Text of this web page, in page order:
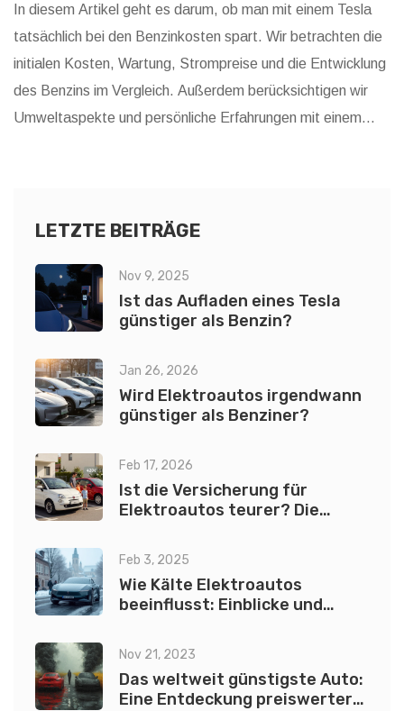
In diesem Artikel geht es darum, ob man mit einem Tesla
tatsächlich bei den Benzinkosten spart. Wir betrachten die
initialen Kosten, Wartung, Strompreise und die Entwicklung
des Benzins im Vergleich. Außerdem berücksichtigen wir
Umweltaspekte und persönliche Erfahrungen mit einem
LETZTE BEITRÄGE
Nov 9, 2025
Ist das Aufladen eines Tesla
günstiger als Benzin?
Jan 26, 2026
Wird Elektroautos irgendwann
günstiger als Benziner?
Feb 17, 2026
Ist die Versicherung für
Elektroautos teurer? Die
Feb 3, 2025
Wie Kälte Elektroautos
beeinflusst: Einblicke und
Nov 21, 2023
Das weltweit günstigste Auto:
Eine Entdeckung preiswerter